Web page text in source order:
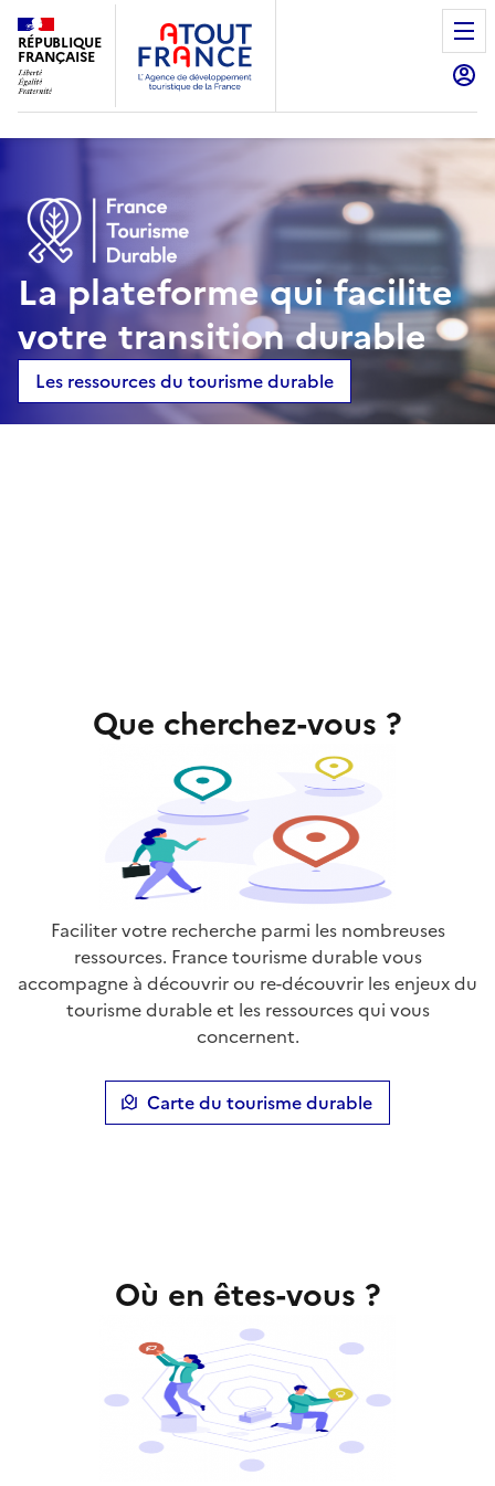
Aller
au
contenu
principal
RÉPUBLIQUE
FRANÇAISE
La plateforme qui facilite
votre transition durable
Les ressources du tourisme durable
Que cherchez-vous ?
Faciliter votre recherche parmi les nombreuses
ressources. France tourisme durable vous
accompagne à découvrir ou re-découvrir les enjeux du
tourisme durable et les ressources qui vous
concernent.
Carte du tourisme durable
Où en êtes-vous ?